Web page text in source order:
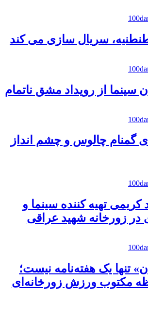
سریال سازی می کند
سینما از رویداد مشق ناتمام
گمنام چالوس و چشم انداز
تهیه کننده سینما و
در زورخانه شهید عراقی
تنها یک هفته‌نامه نیست؛
مکتوب ورزش زورخانه‌ای